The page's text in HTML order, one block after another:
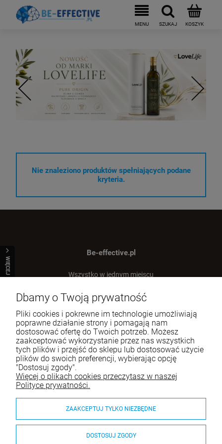
WIĘCEJ
Nie znaleziono produktów spełniających podane
kryteria.
Be-effective.pl
Wszystko w jednym miejscu
Tel.:
E-mail: sklep@be-effective.pl
Moje konto
Baza wiedzy
Płatności i dostawa
Informacje
O nas
Dbamy o Twoją prywatność
Pliki cookies i pokrewne im technologie umożliwiają
poprawne działanie strony i pomagają nam
dostosować ofertę do Twoich potrzeb. Możesz
zaakceptować wykorzystanie przez nas wszystkich
tych plików i przejść do sklepu lub dostosować użycie
plików do swoich preferencji, wybierając opcję
"Dostosuj zgody".
Więcej o plikach cookies przeczytasz w naszej
Polityce prywatności.
ZAAKCEPTUJ TYLKO NIEZBĘDNE
DOSTOSUJ ZGODY